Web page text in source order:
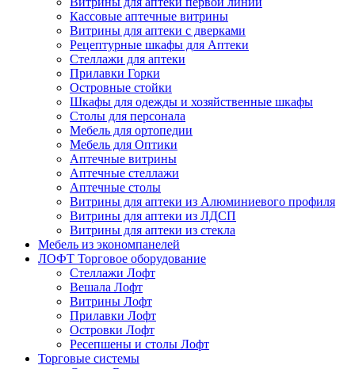
Кассовые аптечные витрины
Витрины для аптеки с дверками
Рецептурные шкафы для Аптеки
Стеллажи для аптеки
Прилавки Горки
Островные стойки
Шкафы для одежды и хозяйственные шкафы
Столы для персонала
Мебель для ортопедии
Мебель для Оптики
Аптечные витрины
Аптечные стеллажи
Аптечные столы
Витрины для аптеки из Алюминиевого профиля
Витрины для аптеки из ЛДСП
Витрины для аптеки из стекла
Мебель из экономпанелей
ЛОФТ Торговое оборудование
Стеллажи Лофт
Вешала Лофт
Витрины Лофт
Прилавки Лофт
Островки Лофт
Ресепшены и столы Лофт
Торговые системы